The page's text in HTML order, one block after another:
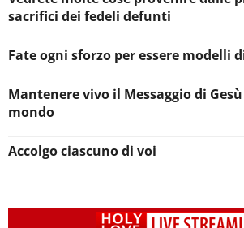
sacrifici dei fedeli defunti
Fate ogni sforzo per essere modelli
Mantenere vivo il Messaggio di
mondo
Accolgo ciascuno di voi